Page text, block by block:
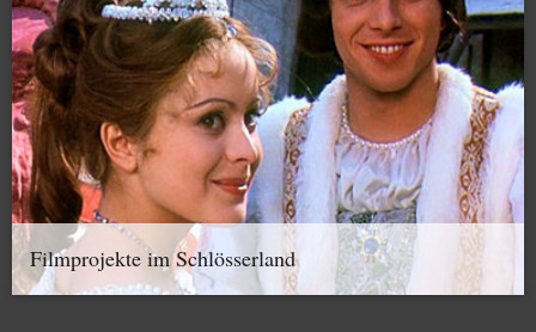
Filmprojekte im Schlösserland